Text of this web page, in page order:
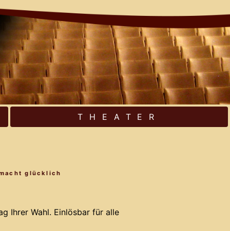
THEATER
glücklich
Ihrer Wahl. Einlösbar für alle